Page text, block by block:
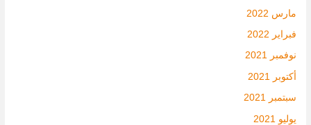
مارس 2022
فبراير 2022
نوفمبر 2021
أكتوبر 2021
سبتمبر 2021
يوليو 2021